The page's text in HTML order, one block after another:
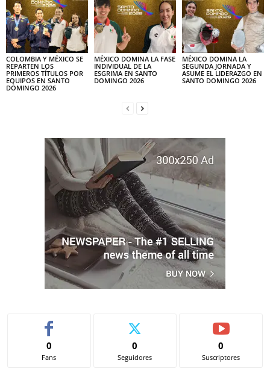
COLOMBIA Y MÉXICO SE
REPARTEN LOS
PRIMEROS TÍTULOS POR
EQUIPOS EN SANTO
DOMINGO 2026
MÉXICO DOMINA LA FASE
INDIVIDUAL DE LA
ESGRIMA EN SANTO
DOMINGO 2026
MÉXICO DOMINA LA
SEGUNDA JORNADA Y
ASUME EL LIDERAZGO EN
SANTO DOMINGO 2026
0
Fans
0
Seguidores
0
Suscriptores